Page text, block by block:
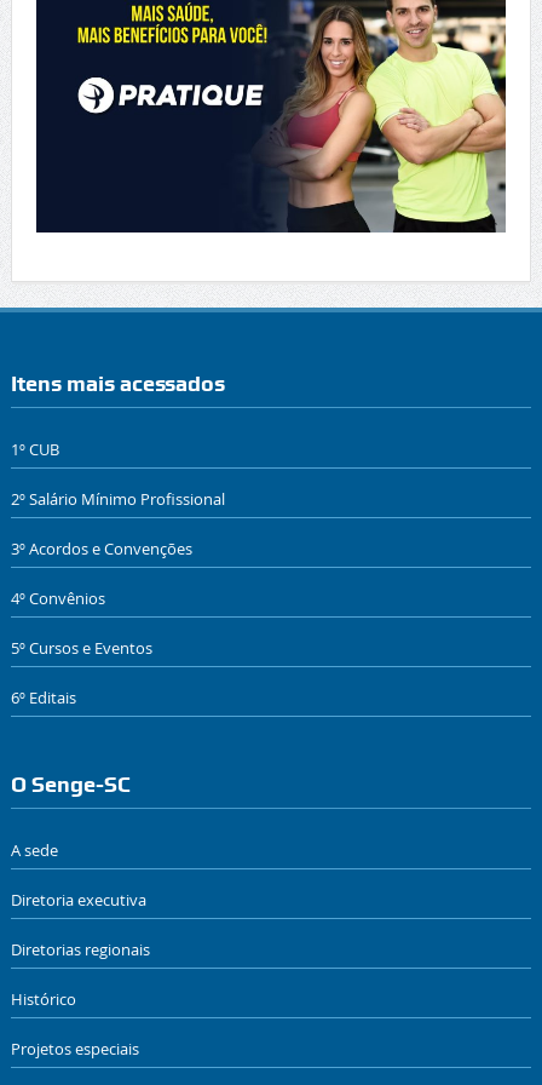
Itens mais acessados
1º CUB
2º Salário Mínimo Profissional
3º Acordos e Convenções
4º Convênios
5º Cursos e Eventos
6º Editais
O Senge-SC
A sede
Diretoria executiva
Diretorias regionais
Histórico
Projetos especiais